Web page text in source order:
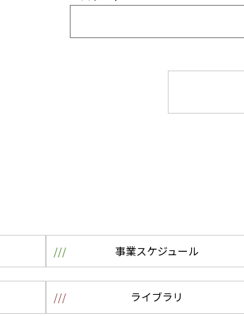
事業スケジュール
ライブラリ